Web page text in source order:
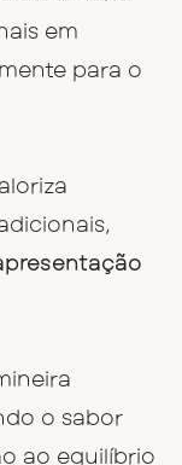
em
para o
o sabor
ao equilíbrio